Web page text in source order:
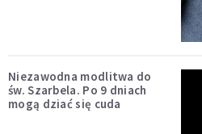
Niezawodna modlitwa do
św. Szarbela. Po 9 dniach
mogą dziać się cuda